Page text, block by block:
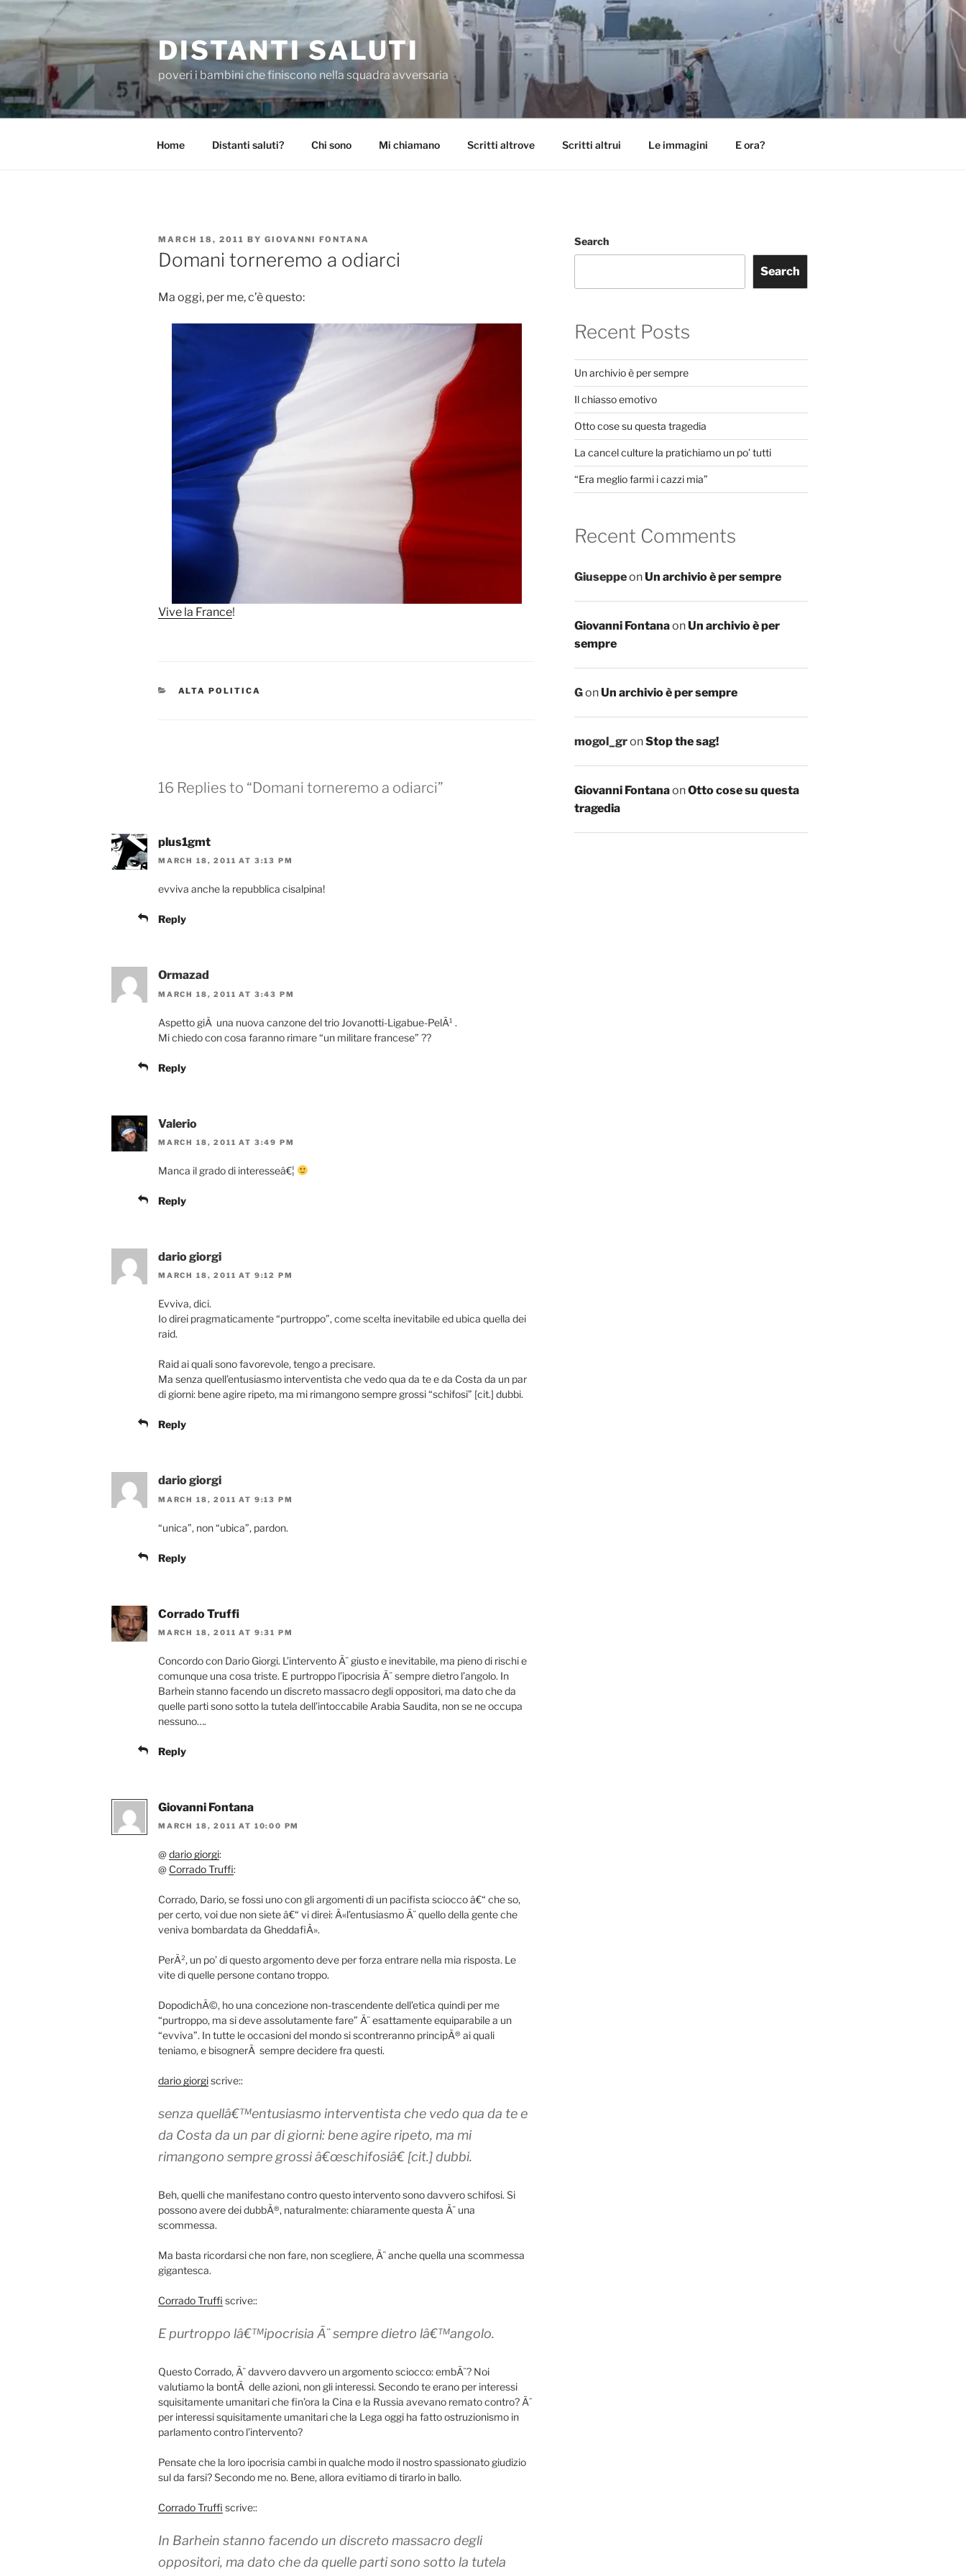
content
DISTANTI SALUTI
poveri i bambini che finiscono nella squadra avversaria
Home Distanti saluti? Chi sono Mi chiamano Scritti altrove Scritti altrui Le immagini E ora?
POSTED
ON
MARCH 18, 2011 BY GIOVANNI FONTANA
Domani torneremo a odiarci
Ma oggi, per me, c’è questo:
Vive la France!
CATEGORIES
ALTA POLITICA
16 Replies to “Domani torneremo a odiarci”
plus1gmt
MARCH 18, 2011 AT 3:13 PM
evviva anche la repubblica cisalpina!
Reply
Ormazad
MARCH 18, 2011 AT 3:43 PM
Aspetto giÃ una nuova canzone del trio Jovanotti-Ligabue-PelÃ¹ .
Mi chiedo con cosa faranno rimare “un militare francese” ??
Reply
Valerio
MARCH 18, 2011 AT 3:49 PM
Manca il grado di interesseâ€¦
Reply
dario giorgi
MARCH 18, 2011 AT 9:12 PM
Evviva, dici.
Io direi pragmaticamente “purtroppo”, come scelta inevitabile ed ubica quella dei
raid.
Raid ai quali sono favorevole, tengo a precisare.
Ma senza quell’entusiasmo interventista che vedo qua da te e da Costa da un par
di giorni: bene agire ripeto, ma mi rimangono sempre grossi “schifosi” [cit.] dubbi.
Reply
dario giorgi
MARCH 18, 2011 AT 9:13 PM
“unica”, non “ubica”, pardon.
Reply
Corrado Truffi
MARCH 18, 2011 AT 9:31 PM
Concordo con Dario Giorgi. L’intervento Ã¨ giusto e inevitabile, ma pieno di rischi e
comunque una cosa triste. E purtroppo l’ipocrisia Ã¨ sempre dietro l’angolo. In
Barhein stanno facendo un discreto massacro degli oppositori, ma dato che da
quelle parti sono sotto la tutela dell’intoccabile Arabia Saudita, non se ne occupa
nessuno….
Reply
Giovanni Fontana
MARCH 18, 2011 AT 10:00 PM
@dario giorgi:
@ Corrado Truffi:
Corrado, Dario, se fossi uno con gli argomenti di un pacifista sciocco â€“ che so,
per certo, voi due non siete â€“ vi direi: Â«l’entusiasmo Ã¨ quello della gente che
veniva bombardata da GheddafiÂ».
PerÃ², un po’ di questo argomento deve per forza entrare nella mia risposta. Le
vite di quelle persone contano troppo.
DopodichÃ©, ho una concezione non-trascendente dell’etica quindi per me
“purtroppo, ma si deve assolutamente fare” Ã¨ esattamente equiparabile a un
“evviva”. In tutte le occasioni del mondo si scontreranno principÃ® ai quali
teniamo, e bisognerÃ sempre decidere fra questi.
dario giorgiscrive::
senza quellâ€™entusiasmo interventista che vedo qua da te e
da Costa da un par di giorni: bene agire ripeto, ma mi
rimangono sempre grossi â€œschifosiâ€ [cit.] dubbi.
Beh, quelli che manifestano contro questo intervento sono davvero schifosi. Si
possono avere dei dubbÃ®, naturalmente: chiaramente questa Ã¨ una
scommessa.
Ma basta ricordarsi che non fare, non scegliere, Ã¨ anche quella una scommessa
gigantesca.
Corrado Truffi scrive::
E purtroppo lâ€™ipocrisia Ã¨ sempre dietro lâ€™angolo.
Questo Corrado, Ã¨ davvero davvero un argomento sciocco: embÃ¨? Noi
valutiamo la bontÃ delle azioni, non gli interessi. Secondo te erano per interessi
squisitamente umanitari che fin’ora la Cina e la Russia avevano remato contro? Ãˆ
per interessi squisitamente umanitari che la Lega oggi ha fatto ostruzionismo in
parlamento contro l’intervento?
Pensate che la loro ipocrisia cambi in qualche modo il nostro spassionato giudizio
sul da farsi? Secondo me no. Bene, allora evitiamo di tirarlo in ballo.
Corrado Truffi scrive::
In Barhein stanno facendo un discreto massacro degli
oppositori, ma dato che da quelle parti sono sotto la tutela
Search
Search
Recent Posts
Un archivio è per sempre
Il chiasso emotivo
Otto cose su questa tragedia
La cancel culture la pratichiamo un po’ tutti
“Era meglio farmi i cazzi mia”
Recent Comments
GiuseppeonUn archivio è per sempre
Giovanni FontanaonUn archivio è per
sempre
GonUn archivio è per sempre
mogol_gronStop the sag!
Giovanni FontanaonOtto cose su questa
tragedia